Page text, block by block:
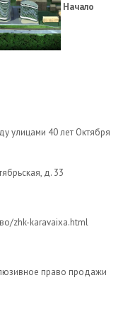
Начало
улицами 40 лет Октября
д. 33
zhk-karavaixa.html
право продажи